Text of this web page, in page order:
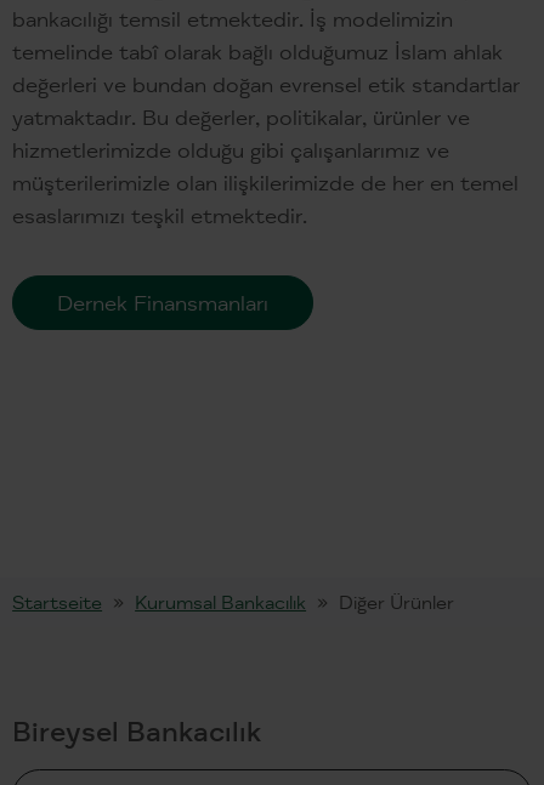
bankacılığı temsil etmektedir. İş modelimizin
temelinde tabî olarak bağlı olduğumuz İslam ahlak
değerleri ve bundan doğan evrensel etik standartlar
yatmaktadır. Bu değerler, politikalar, ürünler ve
hizmetlerimizde olduğu gibi çalışanlarımız ve
müşterilerimizle olan ilişkilerimizde de her en temel
esaslarımızı teşkil etmektedir.
Dernek Finansmanları
Startseite Kurumsal Bankacılık Diğer Ürünler
Bireysel Bankacılık